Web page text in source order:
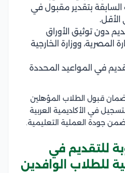
السابقة بتقدير مقبول في
دون توثيق الأوراق
المصرية، ووزارة الخارجية
في المواعيد المحددة
قبول الطلاب المؤهلين
في الأكاديمية العربية
جودة العملية التعليمية.
للتقديم في
للطلاب الوافدين